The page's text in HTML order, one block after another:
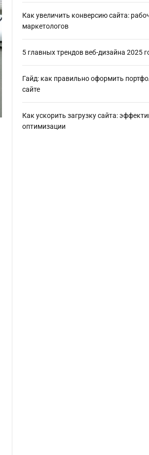
Как увеличить конверсию сайта:
маркетологов
5 главных трендов веб-дизайна 2025
Гайд: как правильно оформить
сайте
Как ускорить загрузку сайта:
оптимизации